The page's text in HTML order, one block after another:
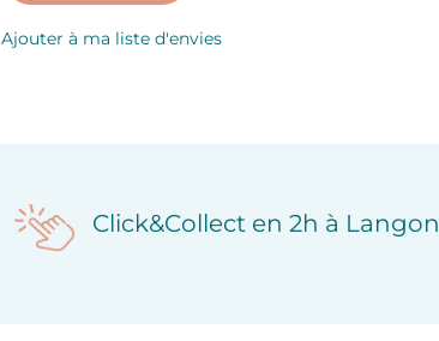
Ajouter à ma liste d'envies
Click&Collect en 2h à Langon